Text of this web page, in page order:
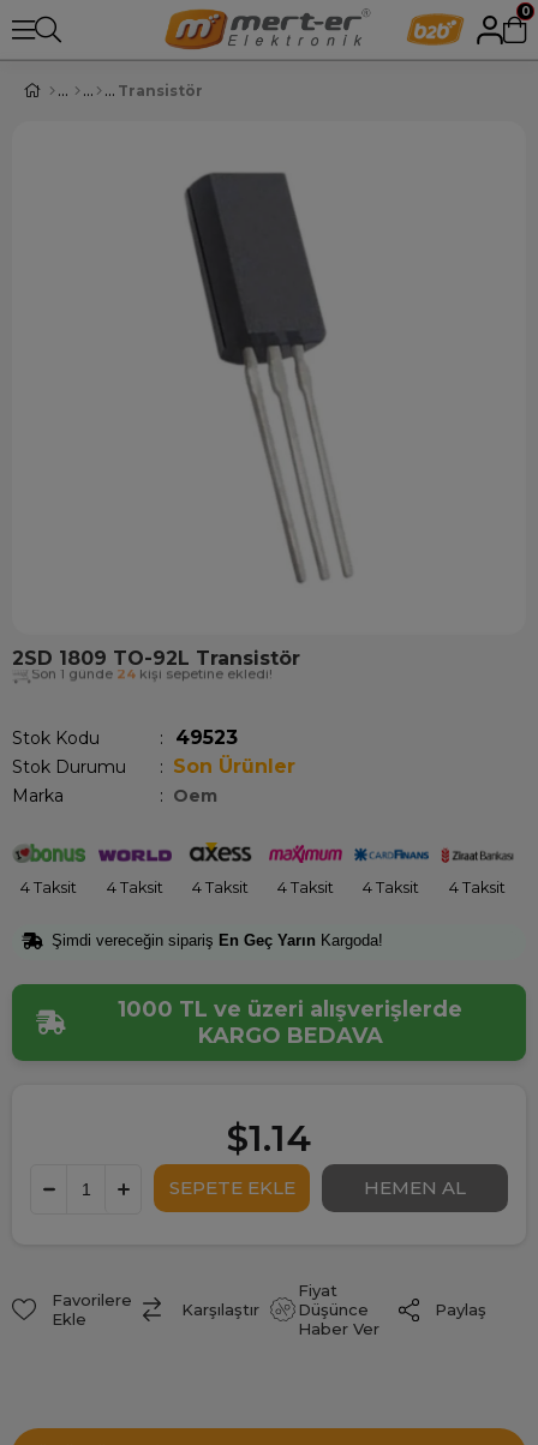
0
Transistör
2SD 1809 TO-92L Transistör
Son 1 günde 24 kişi sepetine ekledi!
Stok Kodu 49523
Stok Durumu : Son Ürünler
Marka : Oem
4 Taksit 4 Taksit 4 Taksit 4 Taksit 4 Taksit 4 Taksit
Şimdi vereceğin sipariş En Geç Yarın Kargoda!
1000 TL ve üzeri alışverişlerde
KARGO BEDAVA
$1.14
Favorilere
Ekle
Karşılaştır
Fiyat
Düşünce
Haber Ver
Paylaş